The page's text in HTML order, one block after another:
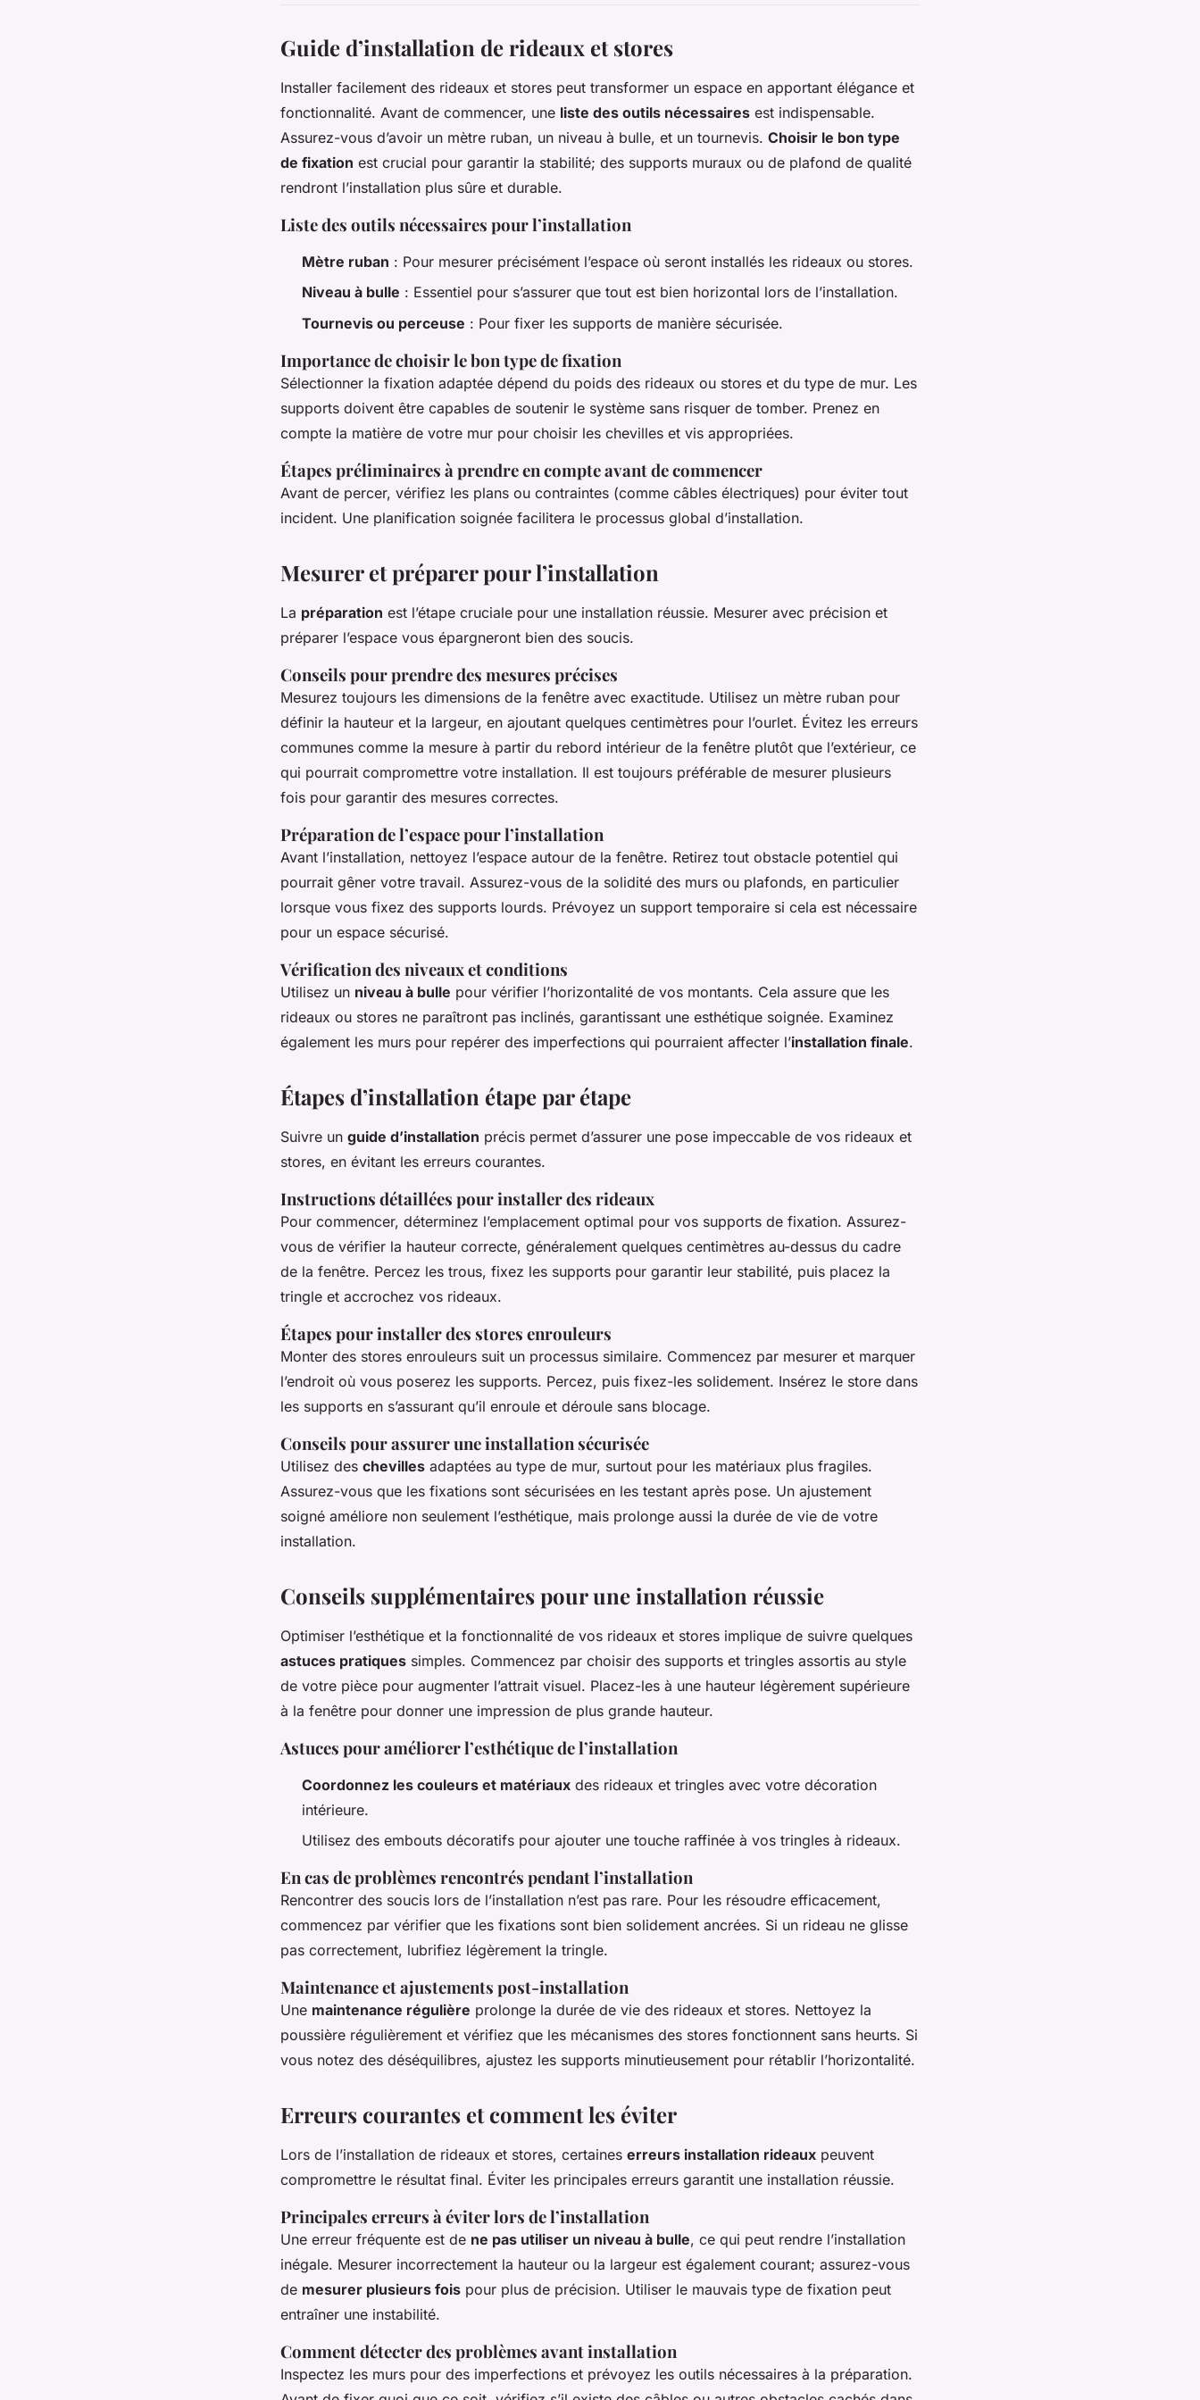
Guide d’installation de rideaux et stores
Installer facilement des rideaux et stores peut transformer un espace en apportant élégance et
fonctionnalité. Avant de commencer, une liste des outils nécessaires est indispensable.
Assurez-vous d’avoir un mètre ruban, un niveau à bulle, et un tournevis. Choisir le bon type
de fixation est crucial pour garantir la stabilité; des supports muraux ou de plafond de qualité
rendront l’installation plus sûre et durable.
Liste des outils nécessaires pour l’installation
Mètre ruban : Pour mesurer précisément l’espace où seront installés les rideaux ou stores.
Niveau à bulle : Essentiel pour s’assurer que tout est bien horizontal lors de l’installation.
Tournevis ou perceuse : Pour fixer les supports de manière sécurisée.
Importance de choisir le bon type de fixation
Sélectionner la fixation adaptée dépend du poids des rideaux ou stores et du type de mur. Les
supports doivent être capables de soutenir le système sans risquer de tomber. Prenez en
compte la matière de votre mur pour choisir les chevilles et vis appropriées.
Étapes préliminaires à prendre en compte avant de commencer
Avant de percer, vérifiez les plans ou contraintes (comme câbles électriques) pour éviter tout
incident. Une planification soignée facilitera le processus global d’installation.
Mesurer et préparer pour l’installation
La préparation est l’étape cruciale pour une installation réussie. Mesurer avec précision et
préparer l’espace vous épargneront bien des soucis.
Conseils pour prendre des mesures précises
Mesurez toujours les dimensions de la fenêtre avec exactitude. Utilisez un mètre ruban pour
définir la hauteur et la largeur, en ajoutant quelques centimètres pour l’ourlet. Évitez les erreurs
communes comme la mesure à partir du rebord intérieur de la fenêtre plutôt que l’extérieur, ce
qui pourrait compromettre votre installation. Il est toujours préférable de mesurer plusieurs
fois pour garantir des mesures correctes.
Préparation de l’espace pour l’installation
Avant l’installation, nettoyez l’espace autour de la fenêtre. Retirez tout obstacle potentiel qui
pourrait gêner votre travail. Assurez-vous de la solidité des murs ou plafonds, en particulier
lorsque vous fixez des supports lourds. Prévoyez un support temporaire si cela est nécessaire
pour un espace sécurisé.
Vérification des niveaux et conditions
Utilisez un niveau à bulle pour vérifier l’horizontalité de vos montants. Cela assure que les
rideaux ou stores ne paraîtront pas inclinés, garantissant une esthétique soignée. Examinez
également les murs pour repérer des imperfections qui pourraient affecter l’installation finale.
Étapes d’installation étape par étape
Suivre un guide d’installation précis permet d’assurer une pose impeccable de vos rideaux et
stores, en évitant les erreurs courantes.
Instructions détaillées pour installer des rideaux
Pour commencer, déterminez l’emplacement optimal pour vos supports de fixation. Assurez-
vous de vérifier la hauteur correcte, généralement quelques centimètres au-dessus du cadre
de la fenêtre. Percez les trous, fixez les supports pour garantir leur stabilité, puis placez la
tringle et accrochez vos rideaux.
Étapes pour installer des stores enrouleurs
Monter des stores enrouleurs suit un processus similaire. Commencez par mesurer et marquer
l’endroit où vous poserez les supports. Percez, puis fixez-les solidement. Insérez le store dans
les supports en s’assurant qu’il enroule et déroule sans blocage.
Conseils pour assurer une installation sécurisée
Utilisez des chevilles adaptées au type de mur, surtout pour les matériaux plus fragiles.
Assurez-vous que les fixations sont sécurisées en les testant après pose. Un ajustement
soigné améliore non seulement l’esthétique, mais prolonge aussi la durée de vie de votre
installation.
Conseils supplémentaires pour une installation réussie
Optimiser l’esthétique et la fonctionnalité de vos rideaux et stores implique de suivre quelques
astuces pratiques simples. Commencez par choisir des supports et tringles assortis au style
de votre pièce pour augmenter l’attrait visuel. Placez-les à une hauteur légèrement supérieure
à la fenêtre pour donner une impression de plus grande hauteur.
Astuces pour améliorer l’esthétique de l’installation
Coordonnez les couleurs et matériaux des rideaux et tringles avec votre décoration
intérieure.
Utilisez des embouts décoratifs pour ajouter une touche raffinée à vos tringles à rideaux.
En cas de problèmes rencontrés pendant l’installation
Rencontrer des soucis lors de l’installation n’est pas rare. Pour les résoudre efficacement,
commencez par vérifier que les fixations sont bien solidement ancrées. Si un rideau ne glisse
pas correctement, lubrifiez légèrement la tringle.
Maintenance et ajustements post-installation
Une maintenance régulière prolonge la durée de vie des rideaux et stores. Nettoyez la
poussière régulièrement et vérifiez que les mécanismes des stores fonctionnent sans heurts. Si
vous notez des déséquilibres, ajustez les supports minutieusement pour rétablir l’horizontalité.
Erreurs courantes et comment les éviter
Lors de l’installation de rideaux et stores, certaines erreurs installation rideaux peuvent
compromettre le résultat final. Éviter les principales erreurs garantit une installation réussie.
Principales erreurs à éviter lors de l’installation
Une erreur fréquente est de ne pas utiliser un niveau à bulle, ce qui peut rendre l’installation
inégale. Mesurer incorrectement la hauteur ou la largeur est également courant; assurez-vous
de mesurer plusieurs fois pour plus de précision. Utiliser le mauvais type de fixation peut
entraîner une instabilité.
Comment détecter des problèmes avant installation
Inspectez les murs pour des imperfections et prévoyez les outils nécessaires à la préparation.